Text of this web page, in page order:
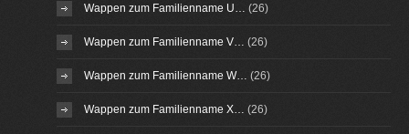
Wappen zum Familienname U… (26)
Wappen zum Familienname V… (26)
Wappen zum Familienname W… (26)
Wappen zum Familienname X… (26)